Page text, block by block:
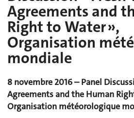
Agreements and
Right to Water »,
Organisation
mondiale
8 novembre 2016 – Panel
Agreements and the Human
Organisation météorologique